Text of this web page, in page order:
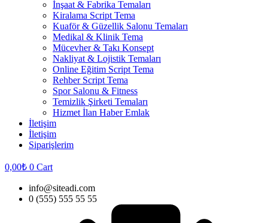
İnşaat & Fabrika Temaları
Kiralama Script Tema
Kuaför & Güzellik Salonu Temaları
Medikal & Klinik Tema
Mücevher & Takı Konsept
Nakliyat & Lojistik Temaları
Online Eğitim Script Tema
Rehber Script Tema
Spor Salonu & Fitness
Temizlik Şirketi Temaları
Hizmet İlan Haber Emlak
İletişim
İletişim
Siparişlerim
0,00₺ 0 Cart
info@siteadi.com
0 (555) 555 55 55